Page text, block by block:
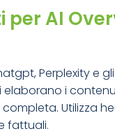
AI
Perplexity e
i
Utilizza
fattuali.